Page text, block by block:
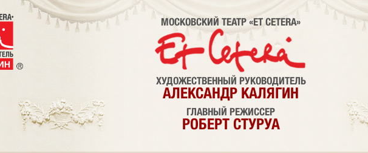
МОСКОВСКИЙ ТЕАТР «ET CETERA»
ХУДОЖЕСТВЕННЫЙ РУКОВОДИТЕЛЬ
АЛЕКСАНДР КАЛЯГИН
ГЛАВНЫЙ РЕЖИССЕР
РОБЕРТ СТУРУА